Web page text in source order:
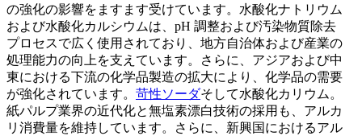
の強化の影響をますます受けています。水酸化ナトリウム
および水酸化カルシウムは、pH 調整および汚染物質除去
プロセスで広く使用されており、地方自治体および産業の
処理能力の向上を支えています。さらに、アジアおよび中
東における下流の化学品製造の拡大により、化学品の需要
が強化されています。 苛性ソーダそして水酸化カリウム。
紙パルプ業界の近代化と無塩素漂白技術の採用も、アルカ
リ消費量を維持しています。さらに、新興国におけるアル